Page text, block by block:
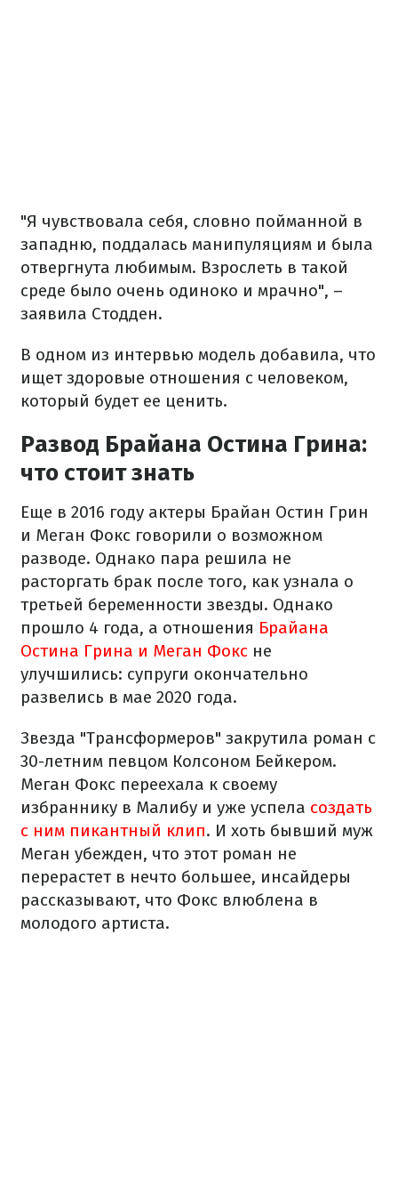
"Я чувствовала себя, словно пойманной в
западню, поддалась манипуляциям и была
отвергнута любимым. Взрослеть в такой
среде было очень одиноко и мрачно", –
заявила Стодден.
В одном из интервью модель добавила, что
ищет здоровые отношения с человеком,
который будет ее ценить.
Развод Брайана Остина Грина:
что стоит знать
Еще в 2016 году актеры Брайан Остин Грин
и Меган Фокс говорили о возможном
разводе. Однако пара решила не
расторгать брак после того, как узнала о
третьей беременности звезды. Однако
прошло 4 года, а отношения Брайана
Остина Грина и Меган Фокс не
улучшились: супруги окончательно
развелись в мае 2020 года.
Звезда "Трансформеров" закрутила роман с
30-летним певцом Колсоном Бейкером.
Меган Фокс переехала к своему
избраннику в Малибу и уже успела создать
с ним пикантный клип. И хоть бывший муж
Меган убежден, что этот роман не
перерастет в нечто большее, инсайдеры
рассказывают, что Фокс влюблена в
молодого артиста.